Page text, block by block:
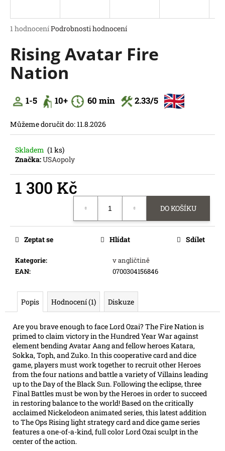
Průměrné
produktu
je
5,0
hvězdiček.
1 hodnoceníPodrobnosti hodnocení
Rising Avatar Fire
Nation
1-5 10+ 60 min 2.33/5
Můžeme doručit do:11.8.2026
Skladem (1 ks)
Značka:USAopoly
1 300 Kč
DO KOŠÍKU
Kategorie:
v angličtině
EAN: 0700304156846
Zeptat se Hlídat Sdílet
Popis Hodnocení (1) Diskuze
Are you brave enough to face Lord Ozai? The Fire Nation is
primed to claim victory in the Hundred Year War against
element bending Avatar Aang and fellow heroes Katara,
Sokka, Toph, and Zuko. In this cooperative card and dice
game, players must work together to recruit other Heroes
from the four nations and battle a variety of Villains leading
up to the Day of the Black Sun. Following the eclipse, three
Final Battles must be won by the Heroes in order to succeed
in restoring balance to the world! Based on the critically
acclaimed Nickelodeon animated series, this latest addition
to The Ops Rising light strategy card and dice game series
features a one-of-a-kind, full color Lord Ozai sculpt in the
center of the action.
j
t
?
D
o
p
o
r
u
m
e
PIECE
CG:
IB07
BOX
899
Kč